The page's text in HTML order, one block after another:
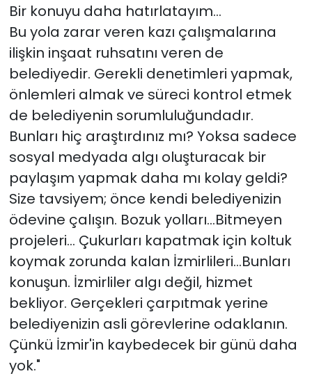
Bir konuyu daha hatırlatayım...
Bu yola zarar veren kazı çalışmalarına
ilişkin inşaat ruhsatını veren de
belediyedir. Gerekli denetimleri yapmak,
önlemleri almak ve süreci kontrol etmek
de belediyenin sorumluluğundadır.
Bunları hiç araştırdınız mı? Yoksa sadece
sosyal medyada algı oluşturacak bir
paylaşım yapmak daha mı kolay geldi?
Size tavsiyem; önce kendi belediyenizin
ödevine çalışın. Bozuk yolları...Bitmeyen
projeleri... Çukurları kapatmak için koltuk
koymak zorunda kalan İzmirlileri...Bunları
konuşun. İzmirliler algı değil, hizmet
bekliyor. Gerçekleri çarpıtmak yerine
belediyenizin asli görevlerine odaklanın.
Çünkü İzmir'in kaybedecek bir günü daha
yok."